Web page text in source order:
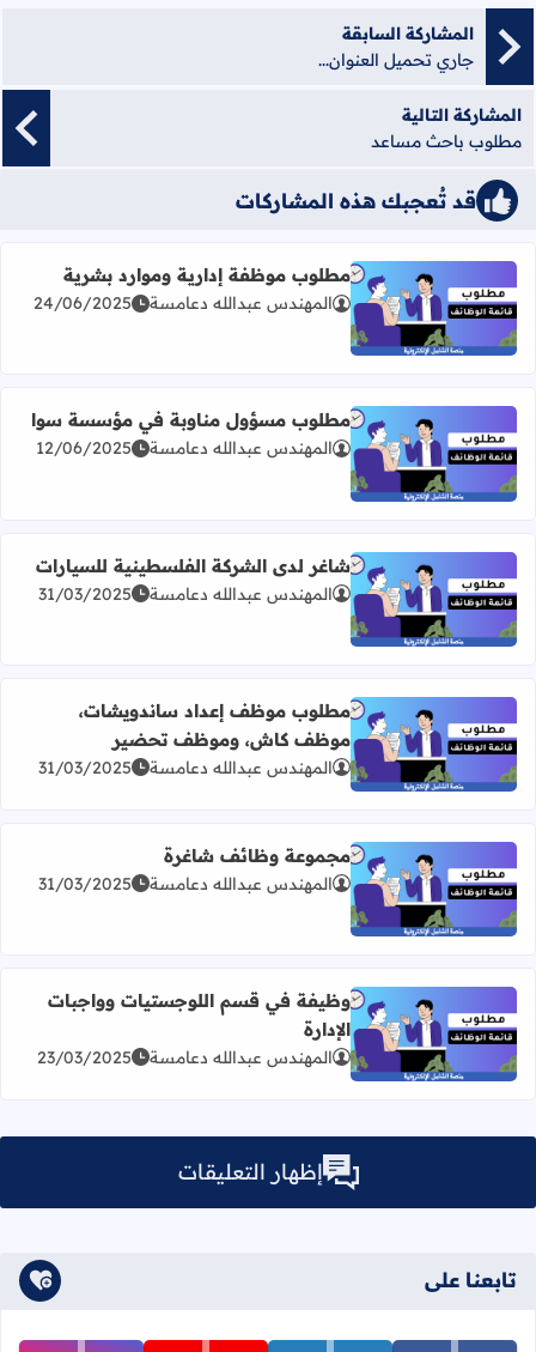
المشاركة السابقة
جاري تحميل العنوان...
المشاركة التالية
مطلوب باحث مساعد
قد تُعجبك هذه المشاركات
اقرأ المزيد عن مطلوب موظفة إدارية وموارد بشرية
مطلوب موظفة إدارية وموارد بشرية
المهندس عبدالله دعامسة 24/06/2025
اقرأ المزيد عن مطلوب مسؤول مناوبة في مؤسسة سوا
مطلوب مسؤول مناوبة في مؤسسة سوا
المهندس عبدالله دعامسة 12/06/2025
اقرأ المزيد عن شاغر لدى الشركة الفلسطينية للسيارات
شاغر لدى الشركة الفلسطينية للسيارات
المهندس عبدالله دعامسة 31/03/2025
اقرأ المزيد عن مطلوب موظف إعداد ساندويشات، موظف
مطلوب موظف إعداد ساندويشات،
موظف كاش، وموظف تحضير
المهندس عبدالله دعامسة 31/03/2025
اقرأ المزيد عن مجموعة وظائف شاغرة
مجموعة وظائف شاغرة
المهندس عبدالله دعامسة 31/03/2025
اقرأ المزيد عن وظيفة في قسم اللوجستيات وواجبات الإدارة
وظيفة في قسم اللوجستيات وواجبات
الإدارة
المهندس عبدالله دعامسة 23/03/2025
إظهار التعليقات
تابعنا على